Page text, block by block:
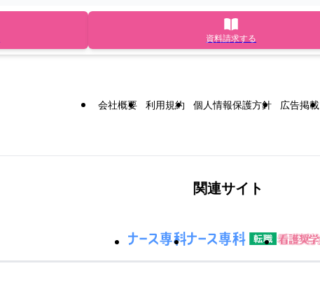
資料請求する
会社概要 利用規約 個人情報保護方針 広告掲載
関連サイト